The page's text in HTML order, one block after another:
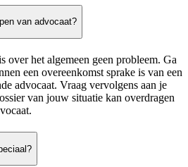
van advocaat?
over het algemeen geen probleem. Ga
een overeenkomst sprake is van een
advocaat. Vraag vervolgens aan je
van jouw situatie kan overdragen